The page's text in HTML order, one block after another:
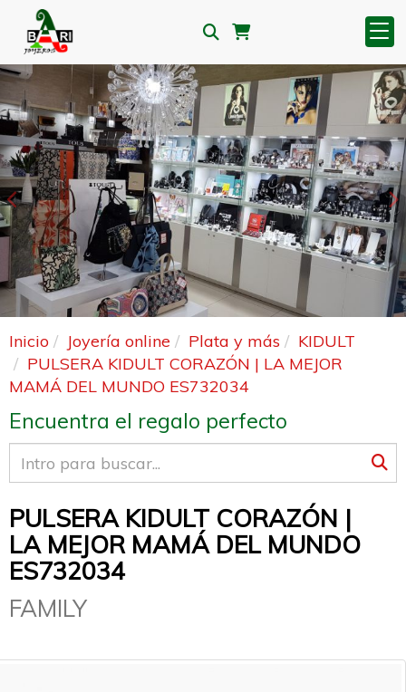
Anterior
Inicio Joyería online Plata y más
KIDULT
PULSERA KIDULT CORAZÓN | LA MEJOR
MAMÁ DEL MUNDO ES732034
Encuentra el regalo perfecto
PULSERA KIDULT CORAZÓN |
LA MEJOR MAMÁ DEL MUNDO
ES732034
FAMILY